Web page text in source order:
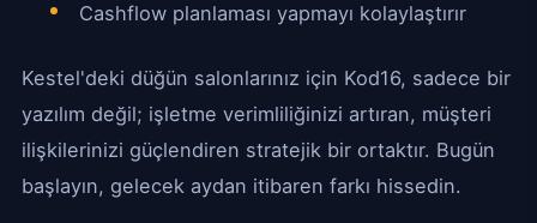
Cashflow planlaması yapmayı kolaylaştırır
Kestel'deki düğün salonlarınız için Kod16, sadece bir
yazılım değil; işletme verimliliğinizi artıran, müşteri
ilişkilerinizi güçlendiren stratejik bir ortaktır. Bugün
başlayın, gelecek aydan itibaren farkı hissedin.